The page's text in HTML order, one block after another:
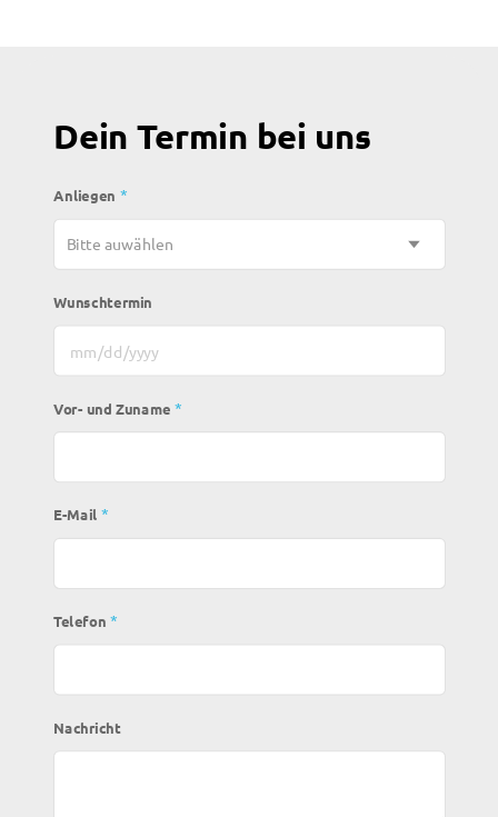
Dein Termin bei uns
Anliegen *
Wunschtermin
MM Schrägstrich TT Schrägstrich JJJJ
Vor- und Zuname *
E-Mail *
Telefon *
Nachricht